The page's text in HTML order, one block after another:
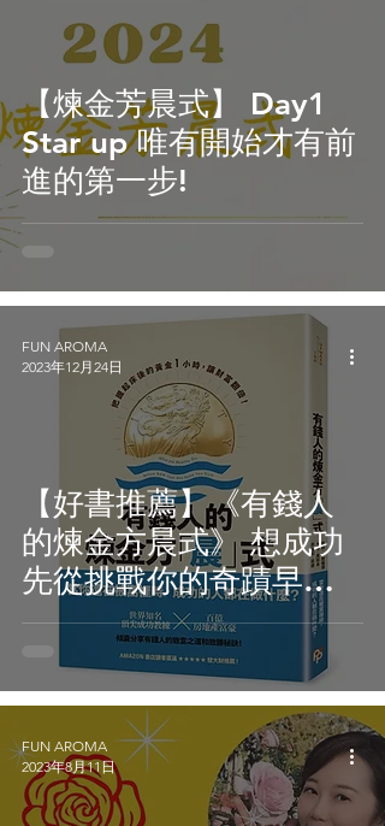
【煉金芳晨式】 Day1
Star up 唯有開始才有前
進的第一步!
【好書推薦】《有錢人
的煉金方晨式》 想成功
先從挑戰你的奇蹟早晨
開始吧!
FUN AROMA
2023年12月24日
FUN AROMA
2023年8月11日